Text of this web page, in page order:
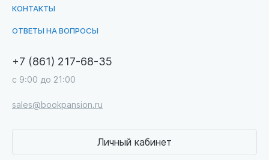
КОНТАКТЫ
ОТВЕТЫ НА ВОПРОСЫ
+7 (861) 217-68-35
с 9:00 до 21:00
sales@bookpansion.ru
Личный кабинет